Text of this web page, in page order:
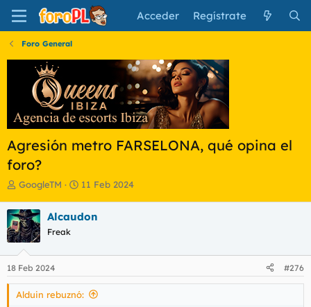
Acceder Regístrate
Foro General
Agresión metro FARSELONA, qué opina el
foro?
I
i
c
i
a
d
o
r
d
GoogleTM
F
h
e
n
i
11 Feb 2024
Alcaudon
Freak
18 Feb 2024 #276
Alduin rebuznó: